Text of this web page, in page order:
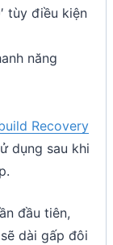
tùy điều kiện
năng
Recovery
dụng sau khi
đầu tiên,
dài gấp đôi